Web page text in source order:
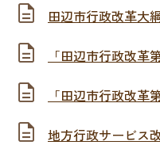
田辺市行政改革大
「田辺市行政改革
「田辺市行政改革
地方行政サービス